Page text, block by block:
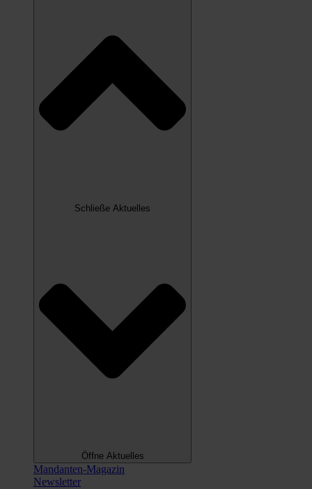
Schließe Aktuelles
Öffne Aktuelles
Mandanten-Magazin
Newsletter